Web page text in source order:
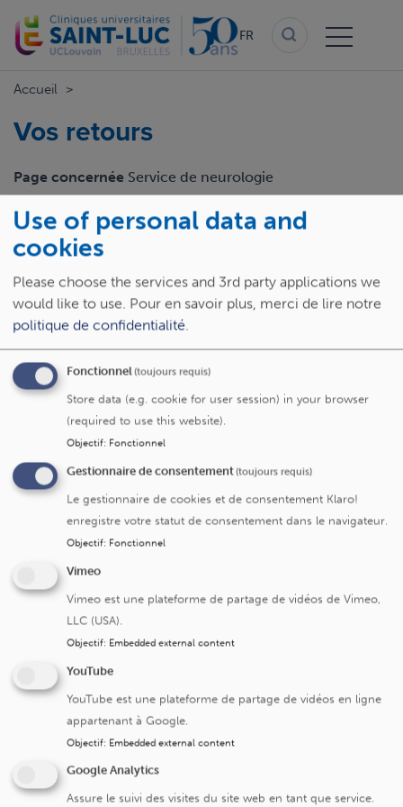
au
contenu
FR
Accueil
Vos retours
Page concernée Service de neurologie
Email
Retour
Submit
Cliniques universitaires Saint-Luc
+32 2 764 11 11
Fax. +32 2 764 37 03
Use of personal data and
cookies
Please choose the services and 3rd party applications we
would like to use. Pour en savoir plus, merci de lire notre
politique de confidentialité.
Fonctionnel(toujours requis)
Store data (e.g. cookie for user session) in your browser
(required to use this website).
Objectif: Fonctionnel
Gestionnaire de consentement(toujours requis)
Le gestionnaire de cookies et de consentement Klaro!
enregistre votre statut de consentement dans le navigateur.
Objectif: Fonctionnel
Vimeo
Vimeo est une plateforme de partage de vidéos de Vimeo,
LLC (USA).
Objectif: Embedded external content
YouTube
YouTube est une plateforme de partage de vidéos en ligne
appartenant à Google.
Objectif: Embedded external content
Google Analytics
Assure le suivi des visites du site web en tant que service.